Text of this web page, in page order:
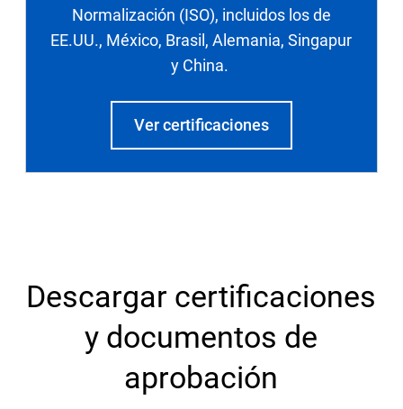
Normalización (ISO), incluidos los de
EE.UU., México, Brasil, Alemania, Singapur
y China.
Ver certificaciones
Descargar certificaciones
y documentos de
aprobación